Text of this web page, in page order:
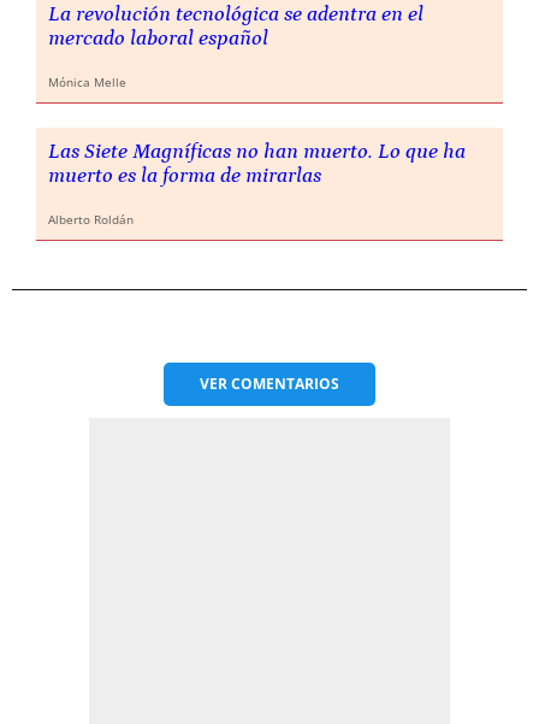
La revolución tecnológica se adentra en el
mercado laboral español
Mónica Melle
Las Siete Magníficas no han muerto. Lo que ha
muerto es la forma de mirarlas
Alberto Roldán
VERCOMENTARIOS